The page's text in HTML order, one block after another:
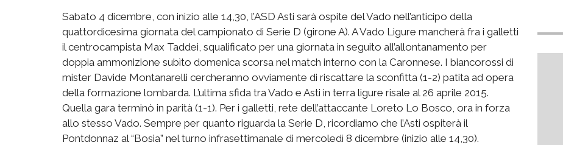
Sabato 4 dicembre, con inizio alle 14,30, l’ASD Asti sarà ospite del Vado nell’anticipo della
quattordicesima giornata del campionato di Serie D (girone A). A Vado Ligure mancherà fra i galletti
il centrocampista Max Taddei, squalificato per una giornata in seguito all’allontanamento per
doppia ammonizione subìto domenica scorsa nel match interno con la Caronnese. I biancorossi di
mister Davide Montanarelli cercheranno ovviamente di riscattare la sconfitta (1-2) patita ad opera
della formazione lombarda. L’ultima sfida tra Vado e Asti in terra ligure risale al 26 aprile 2015.
Quella gara terminò in parità (1-1). Per i galletti, rete dell’attaccante Loreto Lo Bosco, ora in forza
allo stesso Vado. Sempre per quanto riguarda la Serie D, ricordiamo che l’Asti ospiterà il
Pontdonnaz al “Bosia” nel turno infrasettimanale di mercoledì 8 dicembre (inizio alle 14,30).